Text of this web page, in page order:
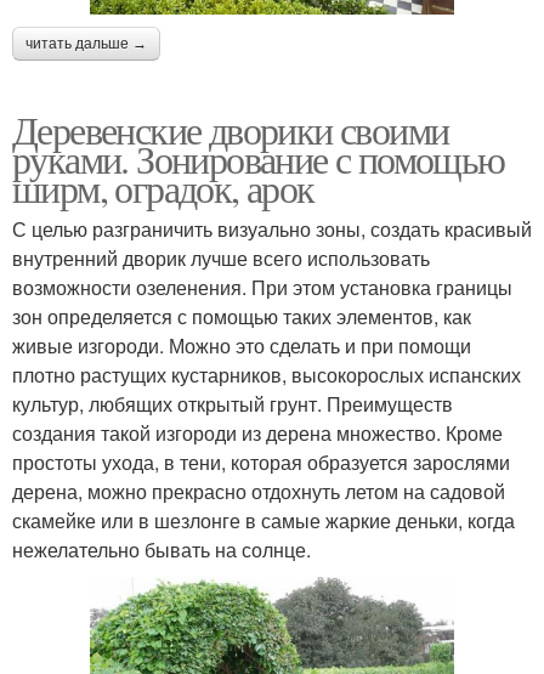
читать дальше →
Деревенские дворики своими
руками. Зонирование с помощью
ширм, оградок, арок
С целью разграничить визуально зоны, создать красивый
внутренний дворик лучше всего использовать
возможности озеленения. При этом установка границы
зон определяется с помощью таких элементов, как
живые изгороди. Можно это сделать и при помощи
плотно растущих кустарников, высокорослых испанских
культур, любящих открытый грунт. Преимуществ
создания такой изгороди из дерена множество. Кроме
простоты ухода, в тени, которая образуется зарослями
дерена, можно прекрасно отдохнуть летом на садовой
скамейке или в шезлонге в самые жаркие деньки, когда
нежелательно бывать на солнце.